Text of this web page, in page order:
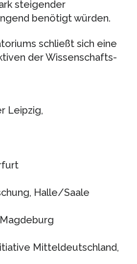
steigender
benötigt würden.
schließt sich eine
der Wissenschafts-
Leipzig,
Halle/Saale
Mitteldeutschland,